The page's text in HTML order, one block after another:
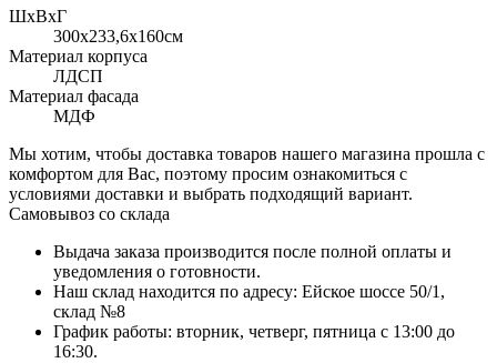
ШхВхГ
300x233,6х160см
Материал корпуса
ЛДСП
Материал фасада
МДФ
Мы хотим, чтобы доставка товаров нашего магазина прошла с
комфортом для Вас, поэтому просим ознакомиться с
условиями доставки и выбрать подходящий вариант.
Самовывоз со склада
Выдача заказа производится после полной оплаты и
уведомления о готовности.
Наш склад находится по адресу: Ейское шоссе 50/1,
склад №8
График работы: вторник, четверг, пятница с 13:00 до
16:30.